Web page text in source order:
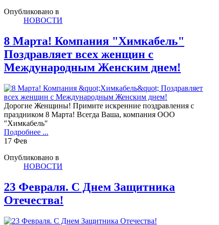
Опубликовано в
НОВОСТИ
8 Марта! Компания "Химкабель"
Поздравляет всех женщин с
Международным Женским днем!
Дорогие Женщины! Примите искренние поздравления с
праздником 8 Марта! Всегда Ваша, компания ООО
"Химкабель"
Подробнее ...
17 Фев
Опубликовано в
НОВОСТИ
23 Февраля. С Днем Защитника
Отечества!